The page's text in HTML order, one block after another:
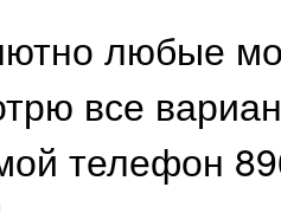
любые
все
телефон